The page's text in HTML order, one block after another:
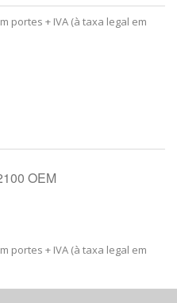
portes + IVA (à taxa legal em
OEM
portes + IVA (à taxa legal em